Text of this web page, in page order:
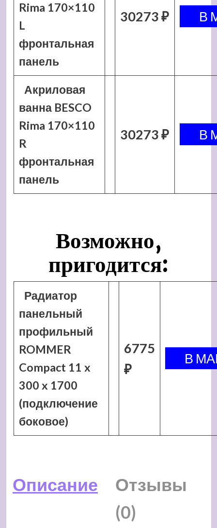
Rima 170×110
L
фронтальная
панель
30273 ₽
Акриловая
ванна BESCO
Rima 170×110
R
фронтальная
панель
30273 ₽
Возможно,
пригодится:
Радиатор
панельный
профильный
ROMMER
Compact 11 x
300 x 1700
(подключение
боковое)
6775
₽
Описание
Отзывы
(0)